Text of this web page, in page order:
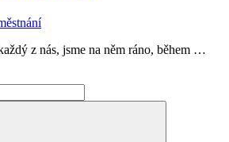
z nás, jsme na něm ráno, během …